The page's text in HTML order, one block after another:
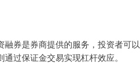
券是券商提供的服务，投资者可
过保证金交易实现杠杆效应。